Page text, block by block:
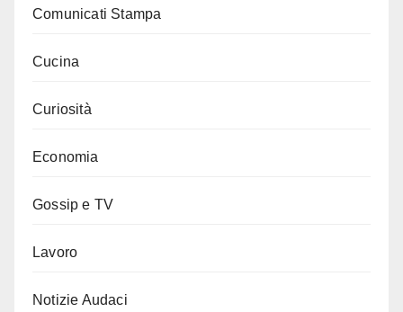
Comunicati Stampa
Cucina
Curiosità
Economia
Gossip e TV
Lavoro
Notizie Audaci